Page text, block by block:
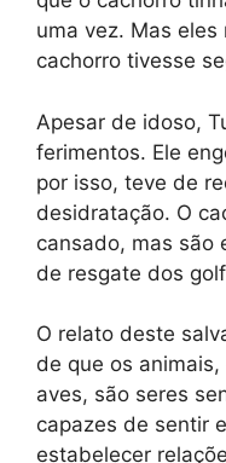
uma vez. Mas
cachorro tivesse
Apesar de idoso,
ferimentos. Ele
por isso, teve de
desidratação. O
cansado, mas são
de resgate dos
O relato deste
de que os
aves, são seres
capazes de sentir
estabelecer